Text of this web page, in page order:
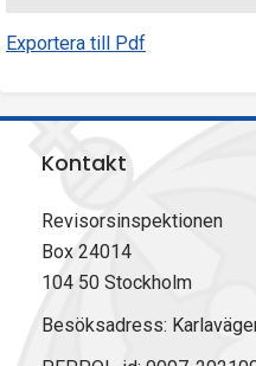
Exportera till Pdf
Kontakt
Revisorsinspektionen
Box 24014
104 50 Stockholm
Besöksadress: